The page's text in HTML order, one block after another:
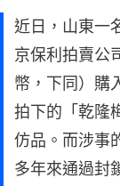
近日，山東一
京保利拍賣公
幣，下同）購
拍下的「乾隆
仿品。而涉事
多年來通過封